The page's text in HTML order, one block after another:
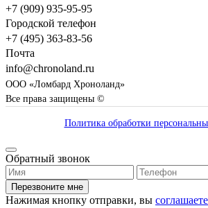
+7 (909) 935-95-95
Городской телефон
+7 (495) 363-83-56
Почта
info@chronoland.ru
ООО «Ломбард Хроноланд»
Все права защищены ©
Политика обработки
Обратный звонок
Перезвоните мне
Нажимая кнопку отправки, вы